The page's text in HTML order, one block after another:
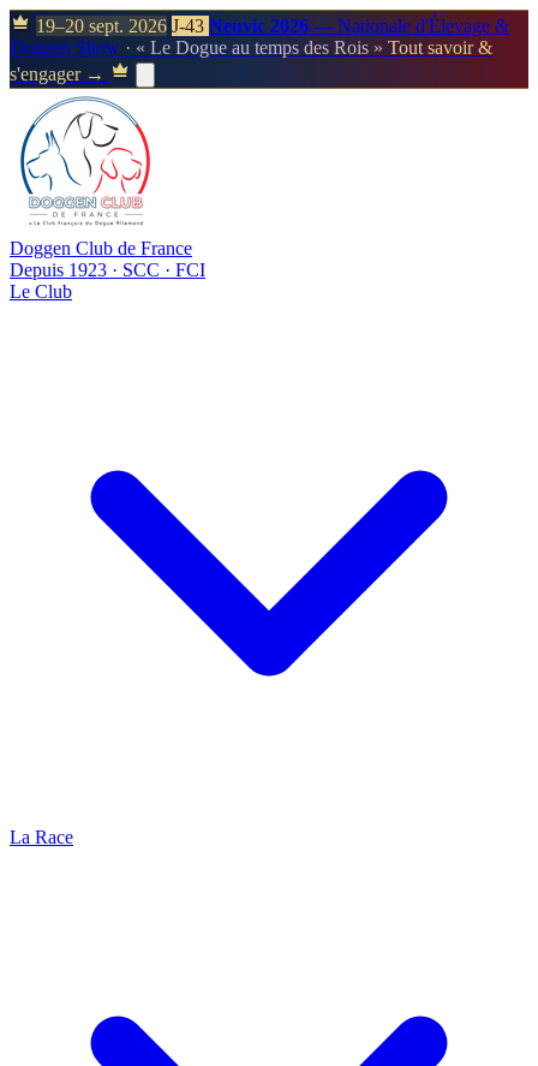
19–20 sept. 2026 J-43 Neuvic 2026 — Nationale d'Élevage &
Doggen Show · « Le Dogue au temps des Rois » Tout savoir &
s'engager →
Doggen Club de France
Depuis 1923 · SCC · FCI
Le Club
La Race